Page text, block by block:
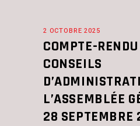
2 OCTOBRE 2025
COMPTE-RENDU
CONSEILS
L’ASSEMBLÉE
28 SEPTEMBRE